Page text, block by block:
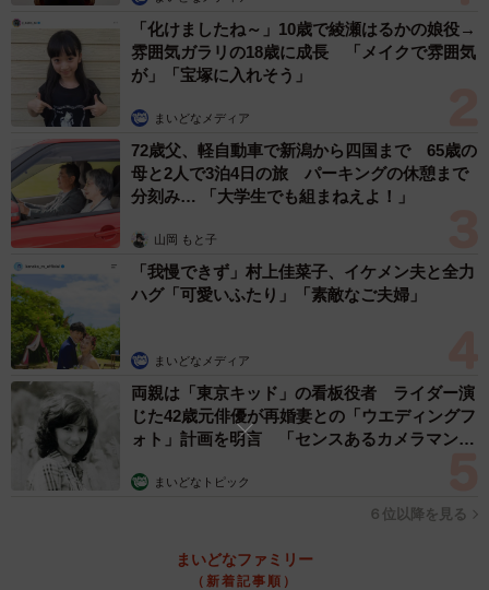
2/9
保護当時…猫風邪がひどかったんです
遅い時間ということもあり、病院は開いておらず、留守
番電話にメッセージを残しました。すると、折り返し連絡
が入り、先生に状況を説明すると、低血糖になっている可
能性があるため、ミルクかシロップを与えるといいとアド
バイスをもらいました。
家に着いて隔離部屋へ移し、子猫の体を温めてシロップ
を与えました。いま考えると、この時何らかの感染症にか
かっていた可能性も考えられました。当時は知識がなく、
ことをしていたと思います。
「化けましたね～」10歳で綾瀬はるかの娘役→
雰囲気ガラリの18歳に成長 「メイクで雰囲気
が」「宝塚に入れそう」
まいどなメディア
72歳父、軽自動車で新潟から四国まで 65歳の
母と2人で3泊4日の旅 パーキングの休憩まで
分刻み… 「大学生でも組まねえよ！」
山岡 もと子
「我慢できず」村上佳菜子、イケメン夫と全力
ハグ「可愛いふたり」「素敵なご夫婦」
まいどなメディア
両親は「東京キッド」の看板役者 ライダー演
じた42歳元俳優が再婚妻との「ウエディングフ
ォト」計画を明言 「センスあるカメラマン求
まいどなトピック
６位以降を見る
まいどなファミリー
（新着記事順）